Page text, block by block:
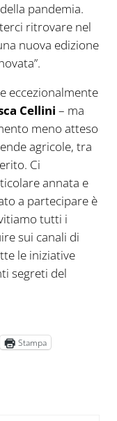
pandemia.
ritrovare nel
nuova edizione
eccezionalmente
Cellini – ma
meno atteso
agricole, tra
Ci
annata e
a partecipare è
tutti i
sui canali di
le iniziative
segreti del
Stampa